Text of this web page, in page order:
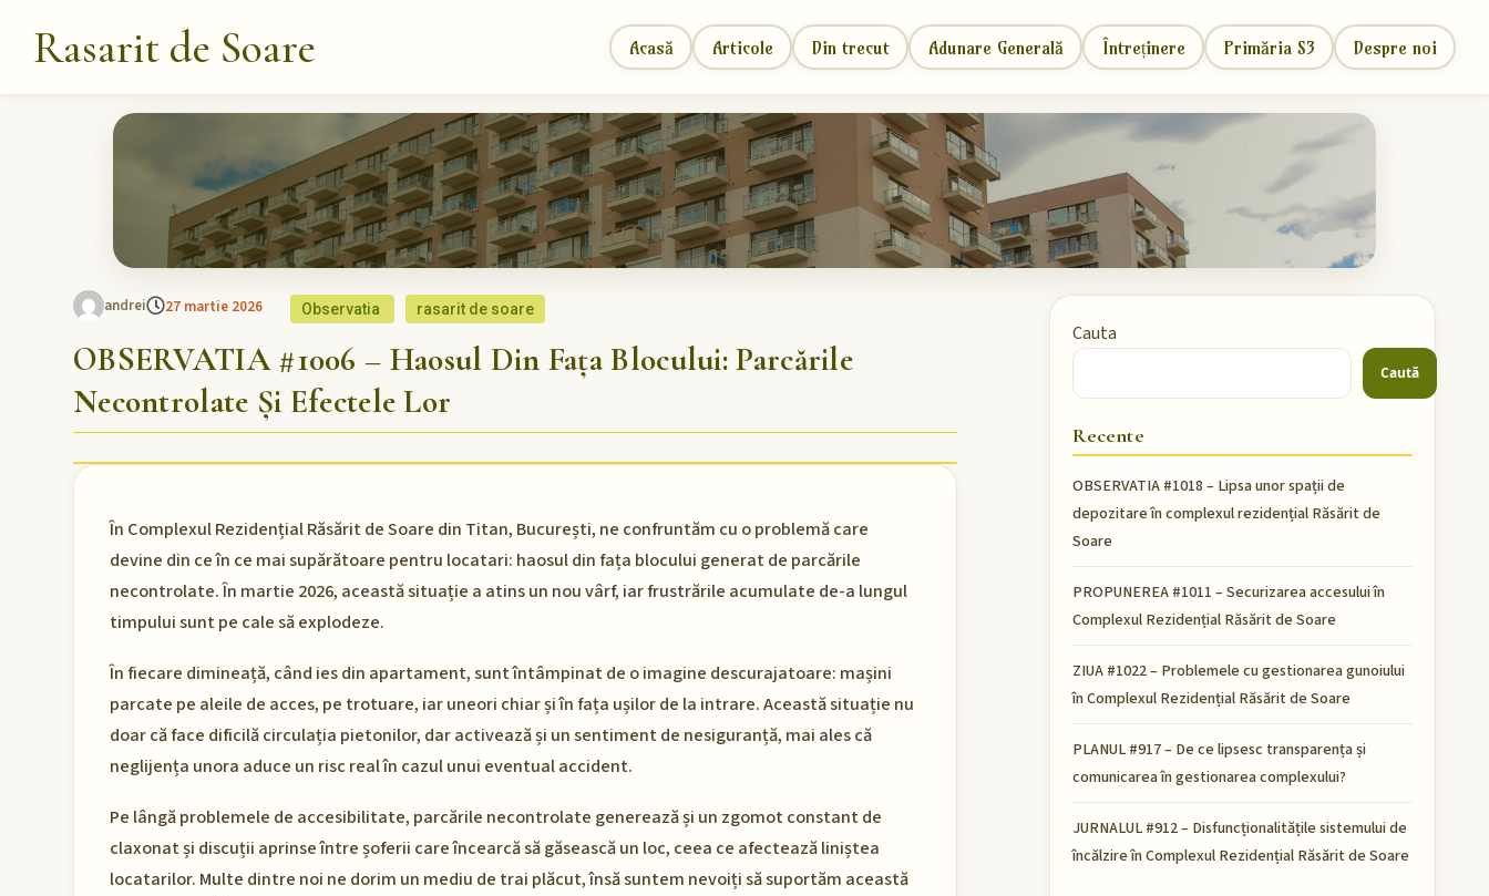
Rasarit de Soare Acasă Articole Din trecut Adunare Generală Întreținere Primăria S3 Despre noi
andrei 27 martie 2026 Observatia rasarit de soare
OBSERVATIA #1006 – Haosul Din Fața Blocului: Parcările
Necontrolate Și Efectele Lor
În Complexul Rezidențial Răsărit de Soare din Titan, București, ne confruntăm cu o problemă care
devine din ce în ce mai supărătoare pentru locatari: haosul din fața blocului generat de parcările
necontrolate. În martie 2026, această situație a atins un nou vârf, iar frustrările acumulate de-a lungul
timpului sunt pe cale să explodeze.
În fiecare dimineață, când ies din apartament, sunt întâmpinat de o imagine descurajatoare: mașini
parcate pe aleile de acces, pe trotuare, iar uneori chiar și în fața ușilor de la intrare. Această situație nu
doar că face dificilă circulația pietonilor, dar activează și un sentiment de nesiguranță, mai ales că
neglijența unora aduce un risc real în cazul unui eventual accident.
Pe lângă problemele de accesibilitate, parcările necontrolate generează și un zgomot constant de
claxonat și discuții aprinse între șoferii care încearcă să găsească un loc, ceea ce afectează liniștea
locatarilor. Multe dintre noi ne dorim un mediu de trai plăcut, însă suntem nevoiți să suportăm această
Cauta
Caută
Recente
OBSERVATIA #1018 – Lipsa unor spații de
depozitare în complexul rezidențial Răsărit de
Soare
PROPUNEREA #1011 – Securizarea accesului în
Complexul Rezidențial Răsărit de Soare
ZIUA #1022 – Problemele cu gestionarea gunoiului
în Complexul Rezidențial Răsărit de Soare
PLANUL #917 – De ce lipsesc transparența și
comunicarea în gestionarea complexului?
JURNALUL #912 – Disfuncționalitățile sistemului de
încălzire în Complexul Rezidențial Răsărit de Soare